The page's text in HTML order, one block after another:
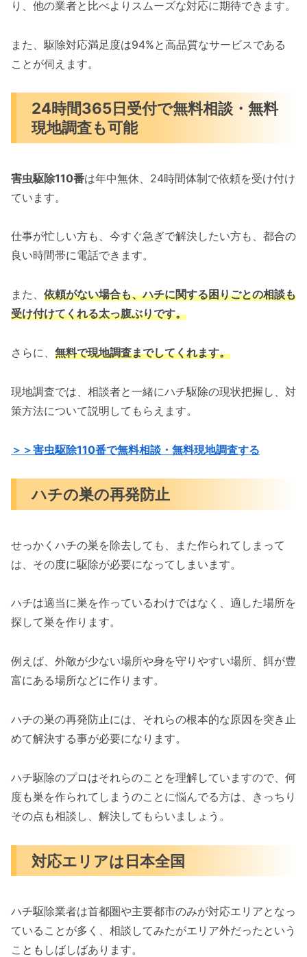
り、他の業者と比べよりスムーズな対応に期待できます。
また、駆除対応満足度は94%と高品質なサービスである
ことが伺えます。
24時間365日受付で無料相談・無料
現地調査も可能
害虫駆除110番は年中無休、24時間体制で依頼を受け付け
ています。
仕事が忙しい方も、今すぐ急ぎで解決したい方も、都合の
良い時間帯に電話できます。
また、 依頼がない場合も、ハチに関する困りごとの相談も
受け付けてくれる太っ腹ぶりです。
さらに、 無料で現地調査までしてくれます。
現地調査では、相談者と一緒にハチ駆除の現状把握し、対
策方法について説明してもらえます。
＞＞害虫駆除110番で無料相談・無料現地調査する
ハチの巣の再発防止
せっかくハチの巣を除去しても、また作られてしまって
は、その度に駆除が必要になってしまいます。
ハチは適当に巣を作っているわけではなく、適した場所を
探して巣を作ります。
例えば、外敵が少ない場所や身を守りやすい場所、餌が豊
富にある場所などに作ります。
ハチの巣の再発防止には、それらの根本的な原因を突き止
めて解決する事が必要になります。
ハチ駆除のプロはそれらのことを理解していますので、何
度も巣を作られてしまうのことに悩んでる方は、きっちり
その点も相談し、解決してもらいましょう。
対応エリアは日本全国
ハチ駆除業者は首都圏や主要都市のみが対応エリアとなっ
ていることが多く、相談してみたがエリア外だったという
こともしばしばあります。